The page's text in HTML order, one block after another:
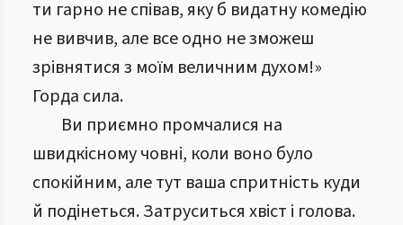
ти гарно не співав, яку б видатну комедію
не вивчив, але все одно не зможеш
зрівнятися з моїм величним духом!»
Горда сила.
Ви приємно промчалися на
швидкісному човні, коли воно було
спокійним, але тут ваша спритність куди
й подінеться. Затруситься хвіст і голова.